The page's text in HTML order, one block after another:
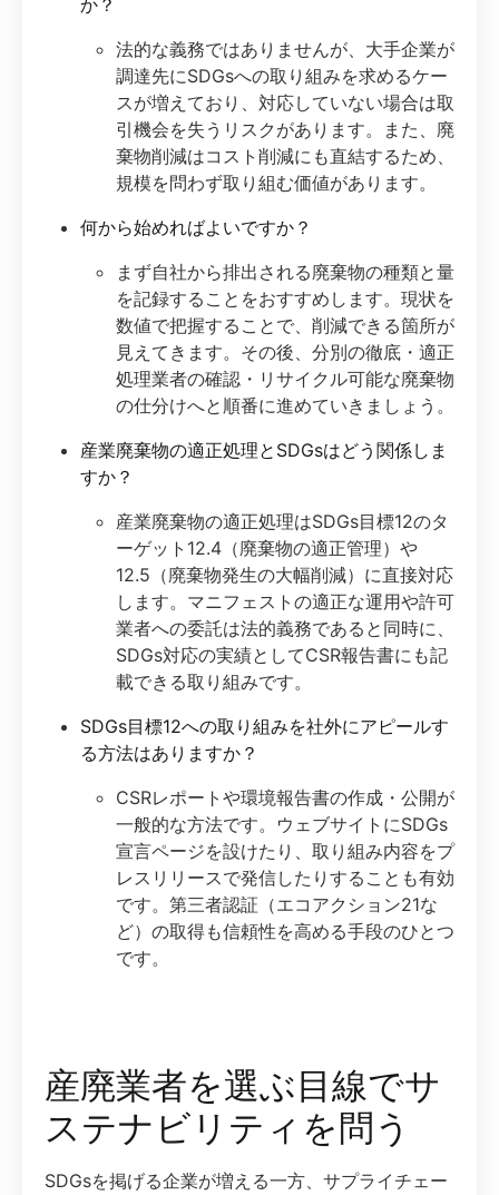
か？
法的な義務ではありませんが、大手企業が
調達先にSDGsへの取り組みを求めるケー
スが増えており、対応していない場合は取
引機会を失うリスクがあります。また、廃
棄物削減はコスト削減にも直結するため、
規模を問わず取り組む価値があります。
何から始めればよいですか？
まず自社から排出される廃棄物の種類と量
を記録することをおすすめします。現状を
数値で把握することで、削減できる箇所が
見えてきます。その後、分別の徹底・適正
処理業者の確認・リサイクル可能な廃棄物
の仕分けへと順番に進めていきましょう。
産業廃棄物の適正処理とSDGsはどう関係しま
すか？
産業廃棄物の適正処理はSDGs目標12のタ
ーゲット12.4（廃棄物の適正管理）や
12.5（廃棄物発生の大幅削減）に直接対応
します。マニフェストの適正な運用や許可
業者への委託は法的義務であると同時に、
SDGs対応の実績としてCSR報告書にも記
載できる取り組みです。
SDGs目標12への取り組みを社外にアピールす
る方法はありますか？
CSRレポートや環境報告書の作成・公開が
一般的な方法です。ウェブサイトにSDGs
宣言ページを設けたり、取り組み内容をプ
レスリリースで発信したりすることも有効
です。第三者認証（エコアクション21な
ど）の取得も信頼性を高める手段のひとつ
です。
産廃業者を選ぶ目線でサ
ステナビリティを問う
SDGsを掲げる企業が増える一方、サプライチェー